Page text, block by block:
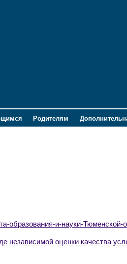
Родителям
образования-и-науки-Тюменской-
независимой оценки качества